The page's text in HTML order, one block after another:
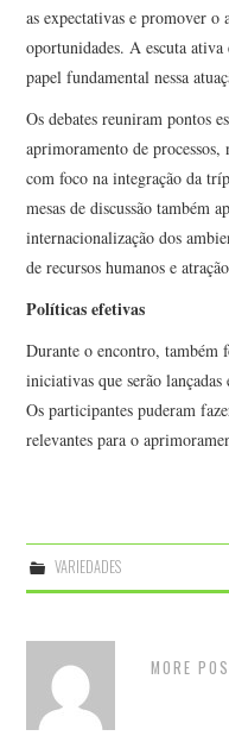
as expectativas e promover o
oportunidades. A escuta ativa
papel fundamental nessa
Os debates reuniram pontos
aprimoramento de
com foco na integração da
mesas de discussão também
internacionalização dos
de recursos humanos e
Políticas efetivas
Durante o encontro, também
iniciativas que serão
Os participantes puderam
relevantes para o
VARIEDADES
MORE